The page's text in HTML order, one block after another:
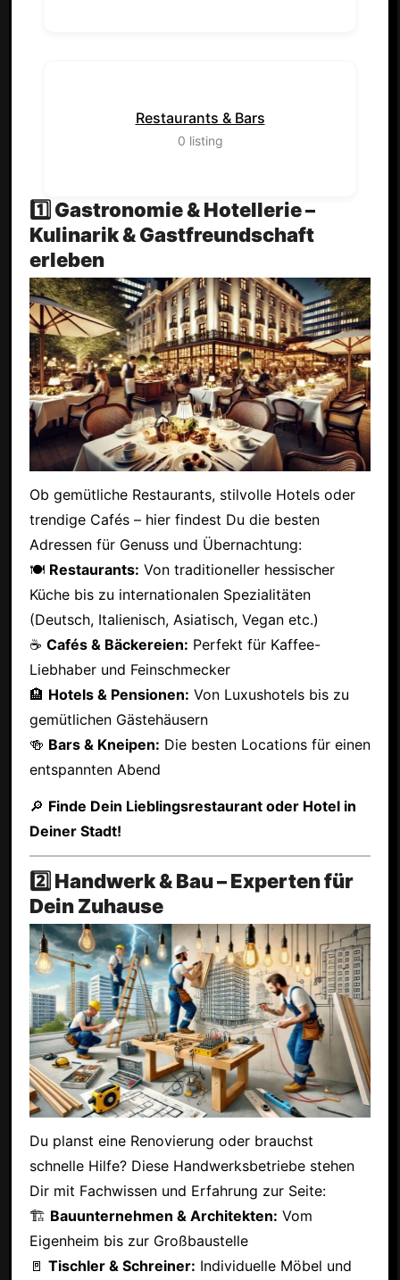
Restaurants & Bars
0 listing
1️⃣ Gastronomie & Hotellerie –
Kulinarik & Gastfreundschaft
erleben
Ob gemütliche Restaurants, stilvolle Hotels oder
trendige Cafés – hier findest Du die besten
Adressen für Genuss und Übernachtung:
🍽 Restaurants: Von traditioneller hessischer
Küche bis zu internationalen Spezialitäten
(Deutsch, Italienisch, Asiatisch, Vegan etc.)
☕ Cafés & Bäckereien: Perfekt für Kaffee-
Liebhaber und Feinschmecker
🏨 Hotels & Pensionen: Von Luxushotels bis zu
gemütlichen Gästehäusern
🍻 Bars & Kneipen: Die besten Locations für einen
entspannten Abend
🔎 Finde Dein Lieblingsrestaurant oder Hotel in
Deiner Stadt!
2️⃣ Handwerk & Bau – Experten für
Dein Zuhause
Du planst eine Renovierung oder brauchst
schnelle Hilfe? Diese Handwerksbetriebe stehen
Dir mit Fachwissen und Erfahrung zur Seite:
🏗 Bauunternehmen & Architekten: Vom
Eigenheim bis zur Großbaustelle
🚪 Tischler & Schreiner: Individuelle Möbel und